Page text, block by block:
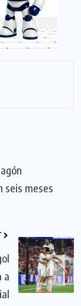
seis meses
a